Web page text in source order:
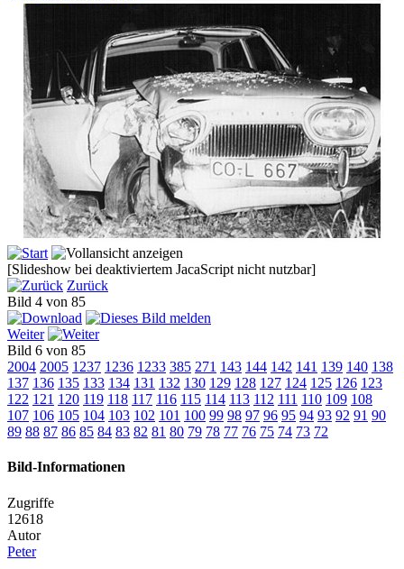
[Slideshow bei deaktiviertem JacaScript nicht nutzbar]
Zurück
Bild 4 von 85
Weiter
Bild 6 von 85
2004 2005 1237 1236 1233 385 271 143 144 142 141 139 140 138
137 136 135 133 134 131 132 130 129 128 127 124 125 126 123
122 121 120 119 118 117 116 115 114 113 112 111 110 109 108
107 106 105 104 103 102 101 100 99 98 97 96 95 94 93 92 91 90
89 88 87 86 85 84 83 82 81 80 79 78 77 76 75 74 73 72
Bild-Informationen
Zugriffe
12618
Autor
Peter